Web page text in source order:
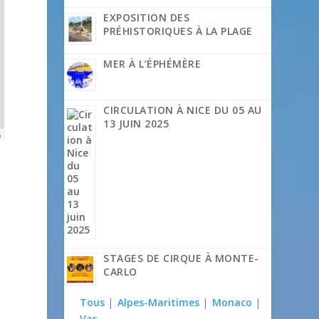
EXPOSITION DES
PRÉHISTORIQUES À LA PLAGE
MER À L’ÉPHÉMÈRE
CIRCULATION À NICE DU 05 AU
13 JUIN 2025
STAGES DE CIRQUE À MONTE-
CARLO
Tous | Alpes-Maritimes | Monaco |